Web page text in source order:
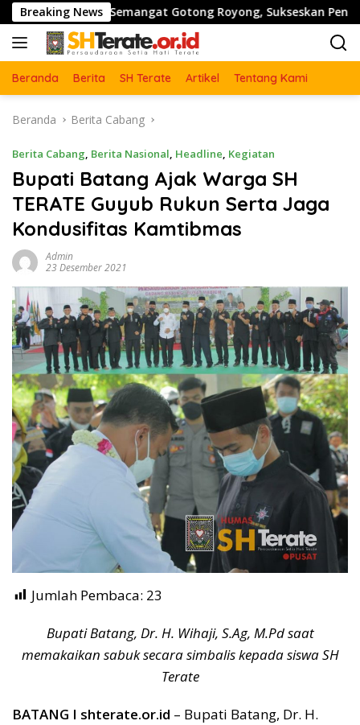
Langsung
ke
konten
Breaking News
Semangat Gotong Royong, Sukseskan Pengecoran Jembatan
Beranda Berita SH Terate Artikel Tentang Kami
Beranda Berita Cabang
Berita Cabang, Berita Nasional, Headline, Kegiatan
Bupati Batang Ajak Warga SH
TERATE Guyub Rukun Serta Jaga
Kondusifitas Kamtibmas
Admin
23 Desember 2021
Jumlah Pembaca: 23
Bupati Batang, Dr. H. Wihaji, S.Ag, M.Pd saat
memakaikan sabuk secara simbalis kepada siswa SH
Terate
BATANG I shterate.or.id – Bupati Batang, Dr. H.